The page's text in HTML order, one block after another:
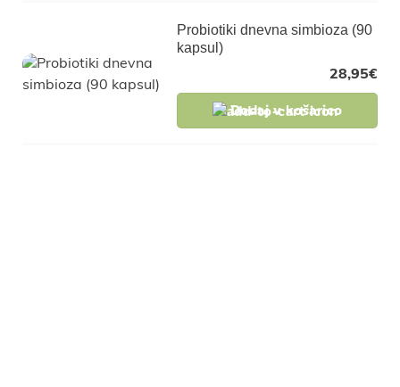
Probiotiki dnevna simbioza (90
kapsul)
28,95€
Dodaj v košarico